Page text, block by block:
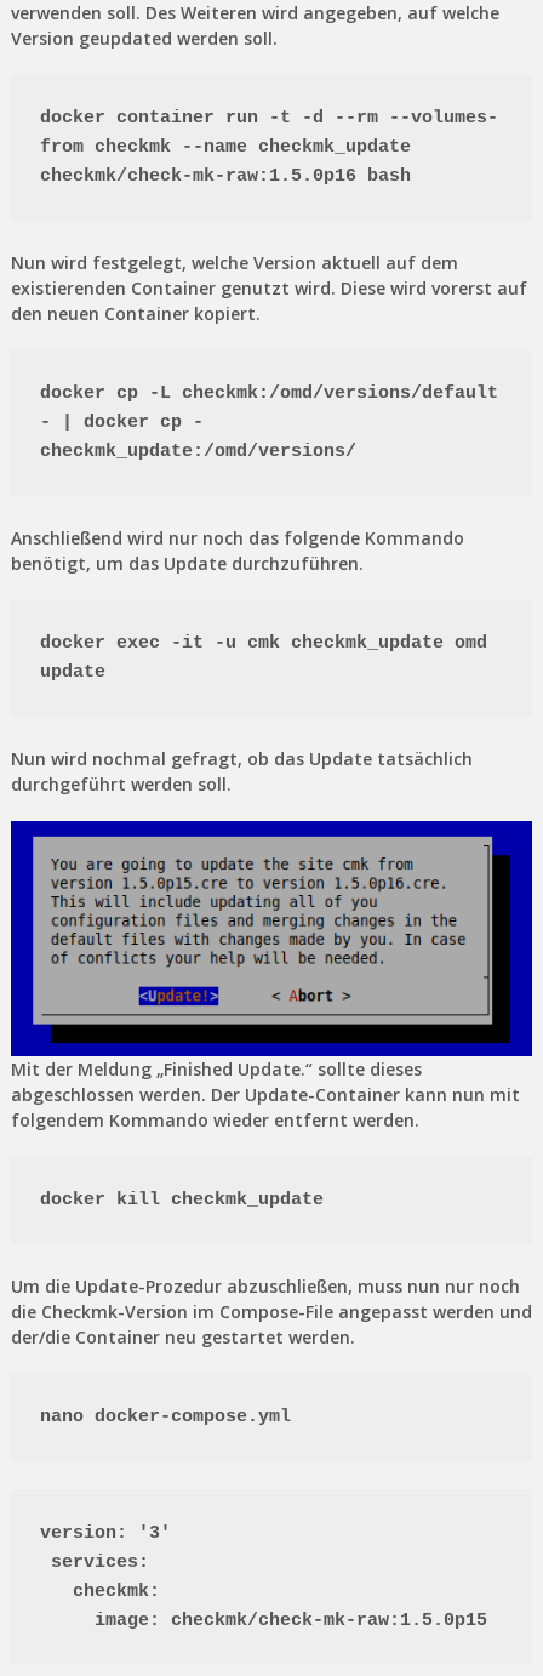
verwenden soll. Des Weiteren wird angegeben, auf welche
Version geupdated werden soll.
docker container run -t -d --rm --volumes-
from checkmk --name checkmk_update
checkmk/check-mk-raw:1.5.0p16 bash
Nun wird festgelegt, welche Version aktuell auf dem
existierenden Container genutzt wird. Diese wird vorerst auf
den neuen Container kopiert.
docker cp -L checkmk:/omd/versions/default
- | docker cp -
checkmk_update:/omd/versions/
Anschließend wird nur noch das folgende Kommando
benötigt, um das Update durchzuführen.
docker exec -it -u cmk checkmk_update omd
update
Nun wird nochmal gefragt, ob das Update tatsächlich
durchgeführt werden soll.
Mit der Meldung „Finished Update.“ sollte dieses
abgeschlossen werden. Der Update-Container kann nun mit
folgendem Kommando wieder entfernt werden.
docker kill checkmk_update
Um die Update-Prozedur abzuschließen, muss nun nur noch
die Checkmk-Version im Compose-File angepasst werden und
der/die Container neu gestartet werden.
nano docker-compose.yml
version: '3'
     image: checkmk/check-mk-raw:1.5.0p15